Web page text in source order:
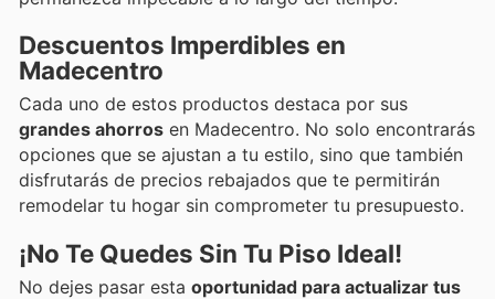
Descuentos Imperdibles en
Madecentro
Cada uno de estos productos destaca por sus
grandes ahorros en Madecentro. No solo encontrarás
opciones que se ajustan a tu estilo, sino que también
disfrutarás de precios rebajados que te permitirán
remodelar tu hogar sin comprometer tu presupuesto.
¡No Te Quedes Sin Tu Piso Ideal!
No dejes pasar esta oportunidad para actualizar tus